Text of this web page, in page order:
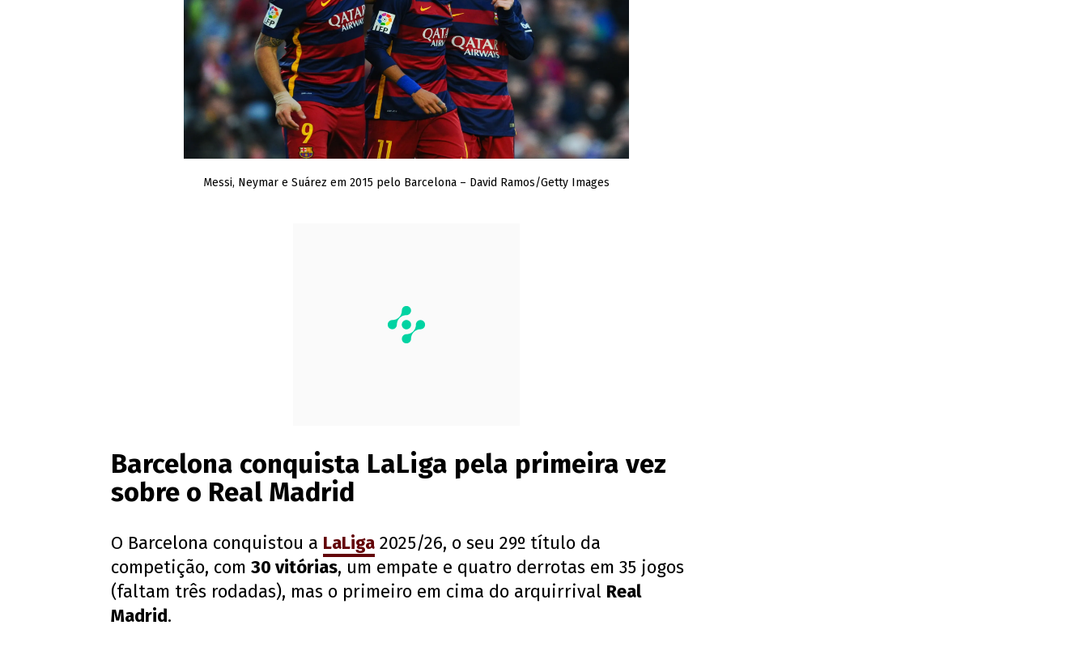
Messi, Neymar e Suárez em 2015 pelo Barcelona – David Ramos/Getty Images
Barcelona conquista LaLiga pela primeira vez
sobre o Real Madrid
O Barcelona conquistou a LaLiga 2025/26, o seu 29º título da
competição, com 30 vitórias, um empate e quatro derrotas em 35 jogos
(faltam três rodadas), mas o primeiro em cima do arquirrival Real
Madrid.